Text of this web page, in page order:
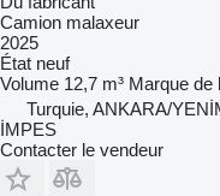
Camion malaxeur
2025
État neuf
Volume 12,7 m³ Marque de
Turquie, ANKARA/
İMPES
Contacter le vendeur